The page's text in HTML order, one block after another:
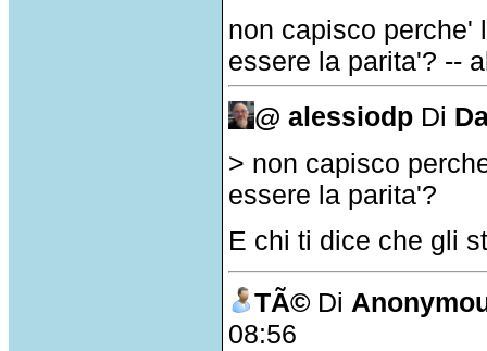
non capisco perche'
essere la parita'? --
@ alessiodp Di
> non capisco
essere la parita'?
E chi ti dice che gli
TÃ© Di
08:56